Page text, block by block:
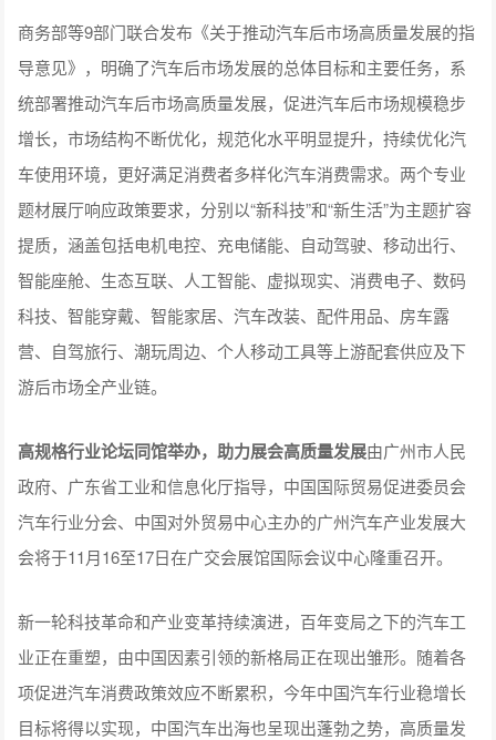
商务部等9部门联合发布《关于推动汽车后市场高质量发展的指
导意见》，明确了汽车后市场发展的总体目标和主要任务，系
统部署推动汽车后市场高质量发展，促进汽车后市场规模稳步
增长，市场结构不断优化，规范化水平明显提升，持续优化汽
车使用环境，更好满足消费者多样化汽车消费需求。两个专业
题材展厅响应政策要求，分别以“新科技”和“新生活”为主题扩容
提质，涵盖包括电机电控、充电储能、自动驾驶、移动出行、
智能座舱、生态互联、人工智能、虚拟现实、消费电子、数码
科技、智能穿戴、智能家居、汽车改装、配件用品、房车露
营、自驾旅行、潮玩周边、个人移动工具等上游配套供应及下
游后市场全产业链。
高规格行业论坛同馆举办，助力展会高质量发展由广州市人民
政府、广东省工业和信息化厅指导，中国国际贸易促进委员会
汽车行业分会、中国对外贸易中心主办的广州汽车产业发展大
会将于11月16至17日在广交会展馆国际会议中心隆重召开。
新一轮科技革命和产业变革持续演进，百年变局之下的汽车工
业正在重塑，由中国因素引领的新格局正在现出雏形。随着各
项促进汽车消费政策效应不断累积，今年中国汽车行业稳增长
目标将得以实现，中国汽车出海也呈现出蓬勃之势，高质量发